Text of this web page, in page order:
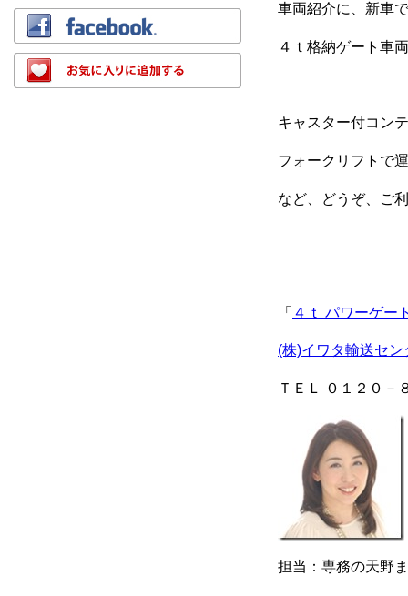
車両紹介に、新車
４ｔ格納ゲート車
キャスター付コン
フォークリフトで
など、どうぞ、ご
「 ４ｔ パワーゲー
(株)イワタ輸送セン
ＴＥＬ ０１２０－
担当：専務の天野